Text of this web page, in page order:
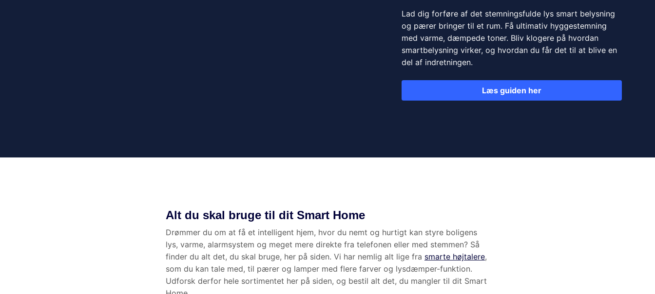
Lad dig forføre af det stemningsfulde lys smart belysning og pærer
bringer til et rum. Få ultimativ hyggestemning med varme,
dæmpede toner. Bliv klogere på hvordan smartbelysning virker, og
hvordan du får det til at blive en del af indretningen.
FAQ - Ofte stillede spørgsmål om Smart Home
Hvad er Smart Home?